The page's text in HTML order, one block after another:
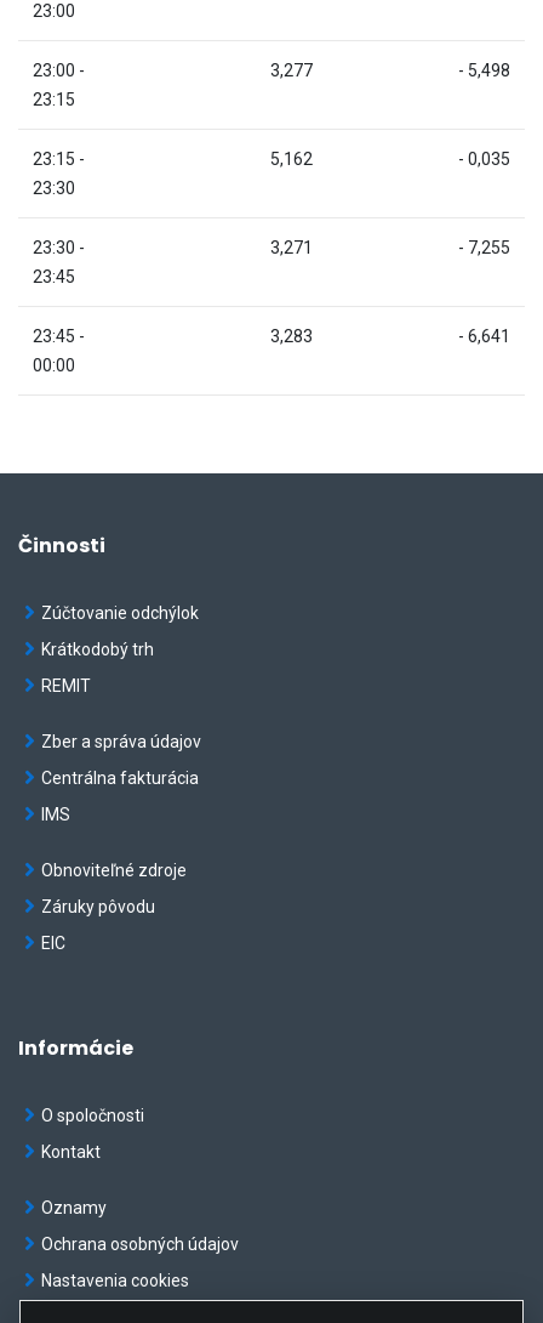
23:00
23:00 -
23:15
3,277 - 5,498
23:15 -
23:30
5,162 - 0,035
23:30 -
23:45
3,271 - 7,255
23:45 -
00:00
3,283 - 6,641
Činnosti
Zúčtovanie odchýlok
Krátkodobý trh
REMIT
Zber a správa údajov
Centrálna fakturácia
IMS
Obnoviteľné zdroje
Záruky pôvodu
EIC
Informácie
O spoločnosti
Kontakt
Oznamy
Ochrana osobných údajov
Nastavenia cookies